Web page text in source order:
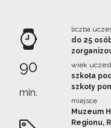
90
min.
liczba
do 25
wiek
szkoła
szkoły
miejsce
Muzeum
Regionu,